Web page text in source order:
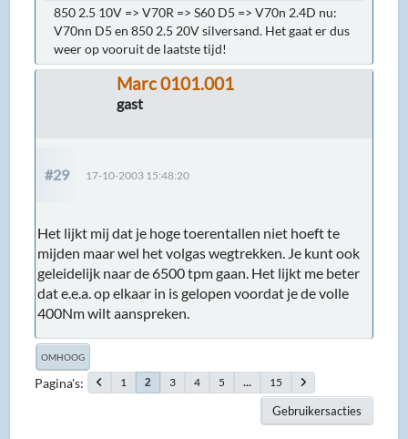
850 2.5 10V => V70R => S60 D5 => V70n 2.4D nu:
V70nn D5 en 850 2.5 20V silversand. Het gaat er dus
weer op vooruit de laatste tijd!
Marc 0101.001
gast
#29 17-10-2003 15:48:20
Het lijkt mij dat je hoge toerentallen niet hoeft te
mijden maar wel het volgas wegtrekken. Je kunt ook
geleidelijk naar de 6500 tpm gaan. Het lijkt me beter
dat e.e.a. op elkaar in is gelopen voordat je de volle
400Nm wilt aanspreken.
OMHOOG
Pagina's 1 2 3 4 5 ... 15
Gebruikersacties